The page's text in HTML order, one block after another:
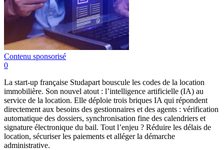
Contenu sponsorisé
0
La start-up française Studapart bouscule les codes de la location
immobilière. Son nouvel atout : l’intelligence artificielle (IA) au
service de la location. Elle déploie trois briques IA qui répondent
directement aux besoins des gestionnaires et des agents : vérification
automatique des dossiers, synchronisation fine des calendriers et
signature électronique du bail. Tout l’enjeu ? Réduire les délais de
location, sécuriser les paiements et alléger la démarche
administrative.